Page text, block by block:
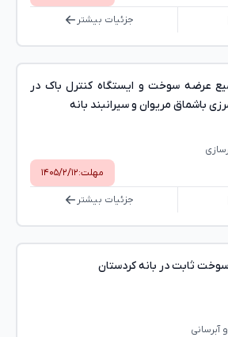
جزئیات بیشتر
عرضه سوخت و ایستگاه کنترل باک در
باشماق مریوان و سیرانبند بانه
مهلت:۱۴۰۵/۲/۱۲
جزئیات بیشتر
سوخت ثابت در بانه کردستان
آبرسانی